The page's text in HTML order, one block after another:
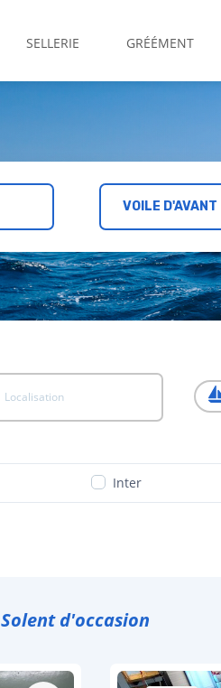
SELLERIE GRÉÉMENT
VOILE D'AVANT
Inter
Solent d'occasion